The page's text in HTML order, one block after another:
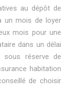
au dépôt de
un mois de loyer
mois pour une
dans un délai
sous réserve de
habitation
de choisir